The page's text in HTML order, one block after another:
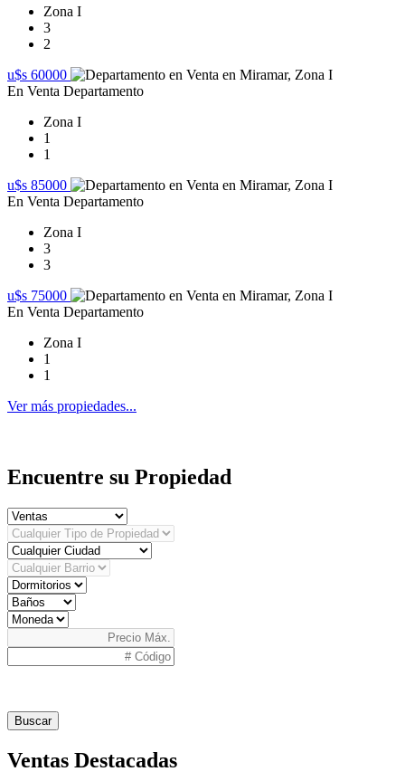
Zona I
3
2
u$s 60000
En Venta Departamento
Zona I
1
1
u$s 85000
En Venta Departamento
Zona I
3
3
u$s 75000
En Venta Departamento
Zona I
1
1
Ver más propiedades...
Encuentre su Propiedad
Buscar
Ventas Destacadas